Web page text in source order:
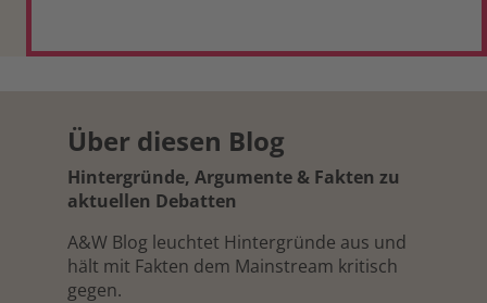
Über diesen Blog
Hintergründe, Argumente & Fakten zu
aktuellen Debatten
A&W Blog leuchtet Hintergründe aus und
hält mit Fakten dem Mainstream kritisch
gegen.